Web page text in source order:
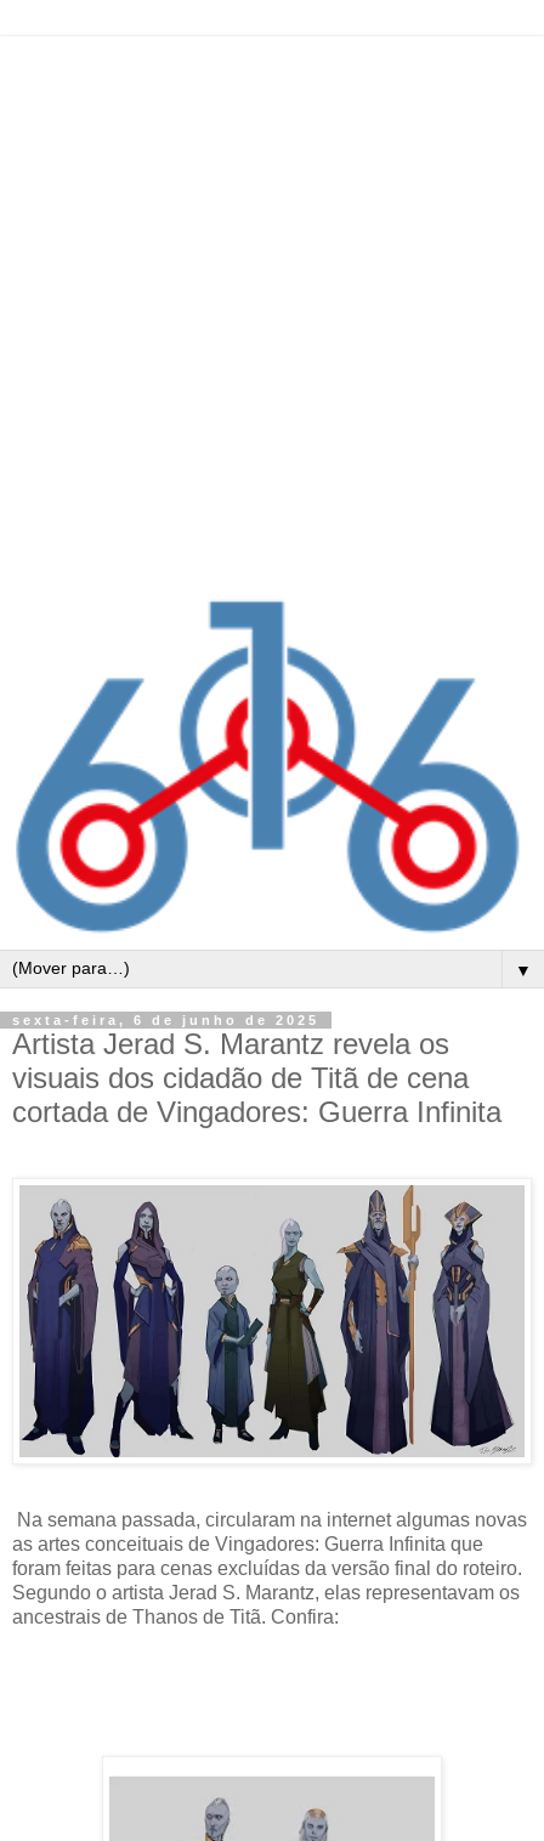
▼
sexta-feira, 6 de junho de 2025
Artista Jerad S. Marantz revela os
visuais dos cidadão de Titã de cena
cortada de Vingadores: Guerra Infinita
Na semana passada, circularam na internet algumas novas
as artes conceituais de Vingadores: Guerra Infinita que
foram feitas para cenas excluídas da versão final do roteiro.
Segundo o artista Jerad S. Marantz, elas representavam os
ancestrais de Thanos de Titã. Confira: